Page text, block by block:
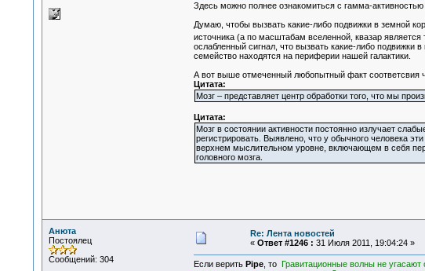
Здесь можно полнее ознакомиться с гамма-активностью
Думаю, чтобы вызвать какие-либо подвижки в земной
источника (а по масштабам вселенной, квазар
ослабленный сигнал, что вызвать какие-либо
семейство находятся на периферии нашей галактики.
А вот выше отмеченный любопытный факт соответсвия
Цитата:
Мозг – представляет центр обработки того, что мы
Цитата:
Мозг в состоянии активности постоянно излучает
регистрировать. Выявлено, что у обычного человека
верхнем мыслительном уровне, включающем в себя
головного мозга.
Анюта
Постоялец
Сообщений: 304
Re: Лента новостей
« Ответ #1246 : 31 Июля 2011, 19:04:24 »
Если верить Pipe, то
Гравитационные волны не